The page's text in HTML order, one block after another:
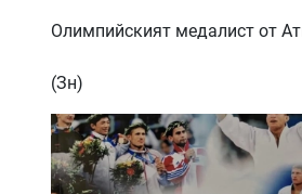
Олимпийският медалист от
(Зн)